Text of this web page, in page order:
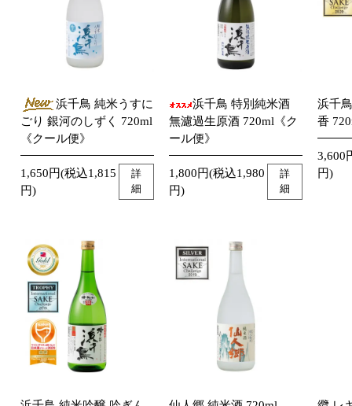
浜千鳥 純米うすに
ごり 銀河のしずく 720ml
《クール便》
1,650円(税込1,815
円)
詳
細
浜千鳥 特別純米酒
無濾過生原酒 720ml《ク
ール便》
1,800円(税込1,980
円)
詳
細
浜千
香
3,600
円)